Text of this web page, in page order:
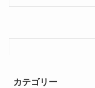
カテゴリー